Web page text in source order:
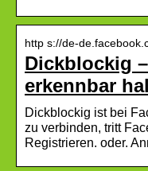
http s://de-
Dickblockig
erkennbar
Dickblockig ist bei
zu verbinden, tritt
Registrieren. oder.